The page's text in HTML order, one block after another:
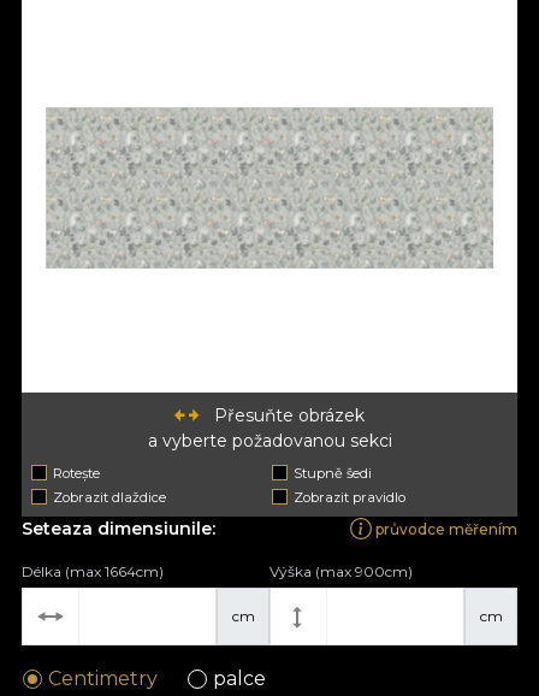
Přesuňte obrázek
a vyberte požadovanou sekci
Rotește
Stupně šedi
Zobrazit dlaždice
Zobrazit pravidlo
Seteaza dimensiunile: průvodce měřením
cm
Délka (max 1664cm)
cm
Výška (max 900cm)
Centimetry palce